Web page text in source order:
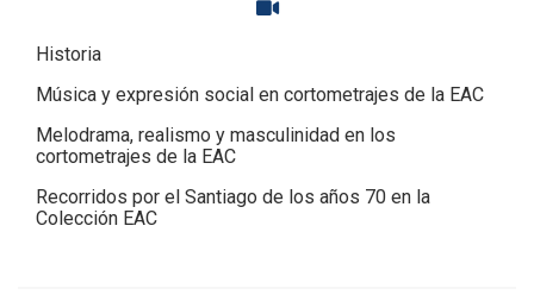
Historia
Música y expresión social en cortometrajes de la EAC
Melodrama, realismo y masculinidad en los
cortometrajes de la EAC
Recorridos por el Santiago de los años 70 en la
Colección EAC